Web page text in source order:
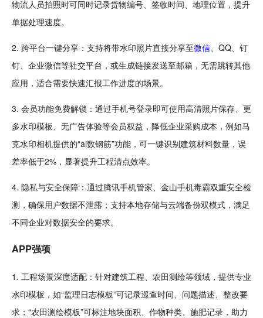
物流人员拍照时可同时记录货物编号、签收时间、地理位置，提升
单据处理速度。
2. 跨平台一键分享：支持将带水印照片直接分享至微信 、QQ、钉
钉、企业微信等社交平台，或生成链接发送至邮箱，无需跳转其他
应用，适合需要快速汇报工作进度的场景。
3. 会员功能免费解锁 ：通过手机号登录即可使用高清照片保存、更
多水印模板、 无广告体验等会员权益，降低企业采购成本，例如马
克水印相机提供的“ai数钢筋”功能，可一键识别建筑材料数量，误
差率低于2%，显著提升工程清点效率。
4. 隐私与安全保障：通过腾讯手机管家、金山手机毒霸双重安全检
测，确保用户数据不泄露；支持本地存储与云端备份双模式，满足
不同企业对数据安全的要求。
APP强项
1. 工程场景深度适配：针对建筑工程、 农田测绘等领域，提供专业
水印模板，如“监理日志模板”可记录巡查时间、问题描述、整改要
求；“农田测绘模板”可标注地块面积、作物种类、施肥记录，助力